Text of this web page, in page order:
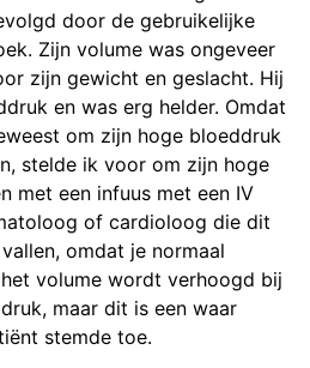
door de gebruikelijke
Zijn volume was ongeveer
zijn gewicht en geslacht. Hij
en was erg helder. Omdat
om zijn hoge bloeddruk
stelde ik voor om zijn hoge
met een infuus met een IV
of cardioloog die dit
omdat je normaal
volume wordt verhoogd bij
maar dit is een waar
stemde toe.